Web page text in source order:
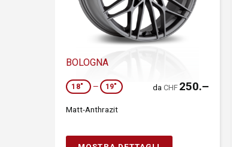
BOLOGNA
18" — 19" da CHF 250.–
Matt-Anthrazit